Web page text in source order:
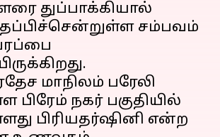
துப்பாக்கியால்
தப்பிச்சென்றுள்ள சம்பவம்
மாநிலம் பரேலி
பிரேம் நகர் பகுதியில்
பிரியதர்ஷினி என்ற